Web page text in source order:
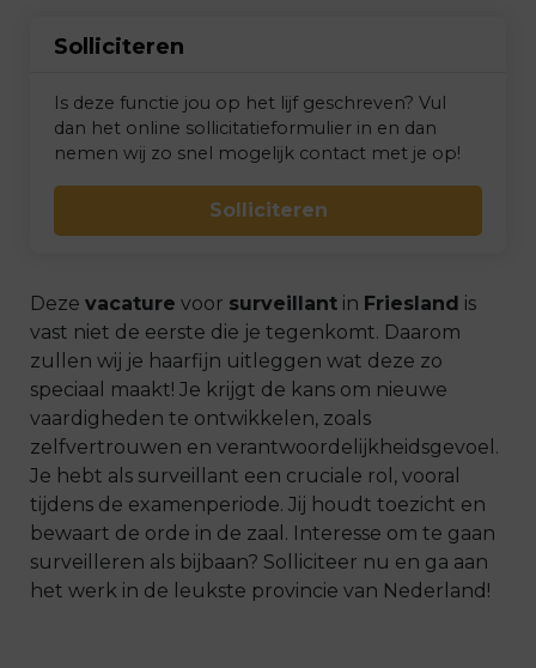
Solliciteren
Is deze functie jou op het lijf geschreven? Vul
dan het online sollicitatieformulier in en dan
nemen wij zo snel mogelijk contact met je op!
Solliciteren
Deze vacature voor surveillant in Friesland is
vast niet de eerste die je tegenkomt. Daarom
zullen wij je haarfijn uitleggen wat deze zo
speciaal maakt! Je krijgt de kans om nieuwe
vaardigheden te ontwikkelen, zoals
zelfvertrouwen en verantwoordelijkheidsgevoel.
Je hebt als surveillant een cruciale rol, vooral
tijdens de examenperiode. Jij houdt toezicht en
bewaart de orde in de zaal. Interesse om te gaan
surveilleren als bijbaan? Solliciteer nu en ga aan
het werk in de leukste provincie van Nederland!